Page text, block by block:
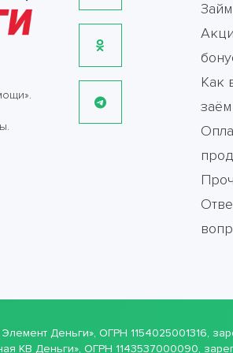
Как
заём
Деньги», ОГРН 1154025001316,
КВ Деньги», ОГРН 1143537000090,